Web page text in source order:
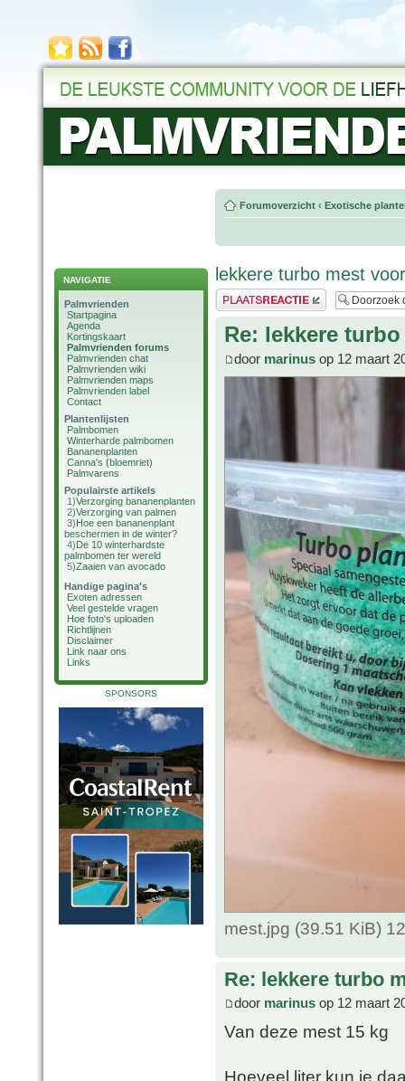
NAVIGATIE
Palmvrienden
Startpagina
Agenda
Kortingskaart
Palmvrienden forums
Palmvrienden chat
Palmvrienden wiki
Palmvrienden maps
Palmvrienden label
Contact
Plantenlijsten
Palmbomen
Winterharde palmbomen
Bananenplanten
Canna's (bloemriet)
Palmvarens
Populairste artikels
1)Verzorging bananenplanten
2)Verzorging van palmen
3)Hoe een bananenplant
beschermen in de winter?
4)De 10 winterhardste
palmbomen ter wereld
5)Zaaien van avocado
Handige pagina's
Exoten adressen
Veel gestelde vragen
Hoe foto's uploaden
Richtlijnen
Disclaimer
Link naar ons
Links
SPONSORS
Forumoverzicht ‹ Exotische
lekkere turbo mest
Plaats een reactie
Re: lekkere
door marinus op 12 maart
mest.jpg (39.51 KiB)
Re: lekkere turbo
door marinus op 12 maart
Van deze mest 15 kg
Hoeveel liter kun je